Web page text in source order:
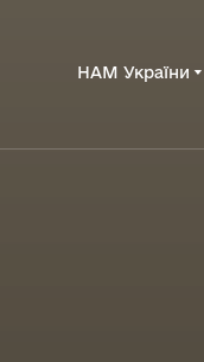
НАМ України